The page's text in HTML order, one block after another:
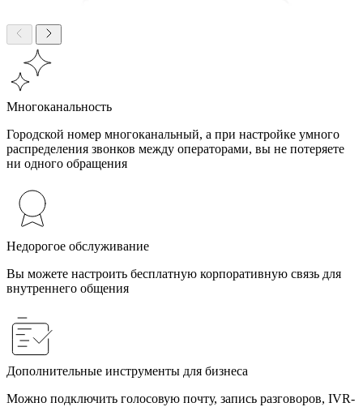
Многоканальность
Городской номер многоканальный, а при настройке умного
распределения звонков между операторами, вы не потеряете
ни одного обращения
Недорогое обслуживание
Вы можете настроить бесплатную корпоративную связь для
внутреннего общения
Дополнительные инструменты для бизнеса
Можно подключить голосовую почту, запись разговоров, IVR-